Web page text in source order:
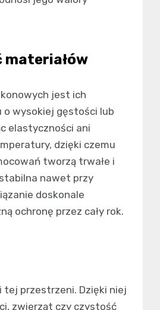
materiałów
jest ich
o wysokiej gęstości lub
elastyczności ani
dzięki czemu
tworzą trwałe i
nawet przy
doskonale
ochronę przez cały rok.
przestrzeni. Dzięki niej
zwierząt czy czystość